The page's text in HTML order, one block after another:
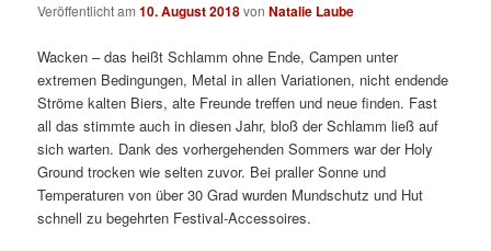
Veröffentlicht am10. August 2018vonNatalie Laube
Wacken – das heißt Schlamm ohne Ende, Campen unter
extremen Bedingungen, Metal in allen Variationen, nicht endende
Ströme kalten Biers, alte Freunde treffen und neue finden. Fast
all das stimmte auch in diesen Jahr, bloß der Schlamm ließ auf
sich warten. Dank des vorhergehenden Sommers war der Holy
Ground trocken wie selten zuvor. Bei praller Sonne und
Temperaturen von über 30 Grad wurden Mundschutz und Hut
schnell zu begehrten Festival-Accessoires.